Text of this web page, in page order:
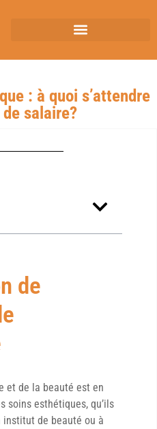
: à quoi s’attendre
salaire?
de
et de la beauté est en
soins esthétiques, qu’ils
institut de beauté ou à